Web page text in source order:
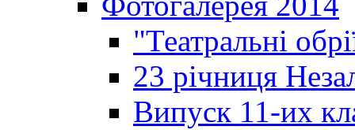
"Театральні
23 річниця
Випуск 11-их